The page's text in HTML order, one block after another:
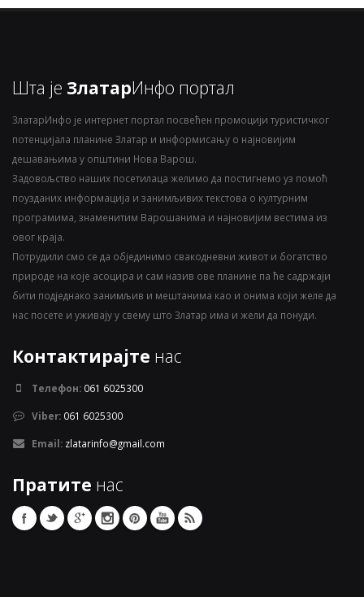
Шта је ЗлатарИнфо портал
ЗлатарИнфо је интернет портал посвећен промоцији туристичког
потенцијала планине Златар и информисању о најновијим
дешавањима у општини Нова Варош.
Задовољство наших посетилаца желимо да постигнемо уз помоћ
поузданих информација и занимљивих текстова о културним
програмима, знаменитим Варошанима и најновијим вестима из
овог краја.
Потрудили смо се да објединимо свакодневни живот и богатство
природе на које асоцира и сам назив ове планине па ће садржаји
бити подједнако занимљив и мештанима као и онима који желе да
нас посете и уживају у свему што Златар има и жели да понуди.
Контактирајте нас
Телефон: 061 6025300
Viber: 061 6025300
Email: zlatarinfo@gmail.com
Пратите нас